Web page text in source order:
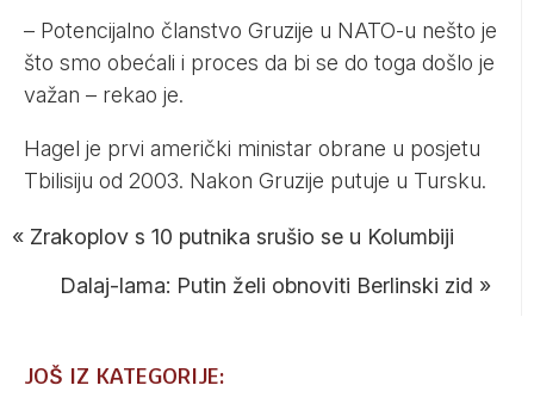
– Potencijalno članstvo Gruzije u NATO-u nešto je
što smo obećali i proces da bi se do toga došlo je
važan – rekao je.
Hagel je prvi američki ministar obrane u posjetu
Tbilisiju od 2003. Nakon Gruzije putuje u Tursku.
« Zrakoplov s 10 putnika srušio se u Kolumbiji
Dalaj-lama: Putin želi obnoviti Berlinski zid »
JOŠ IZ KATEGORIJE: